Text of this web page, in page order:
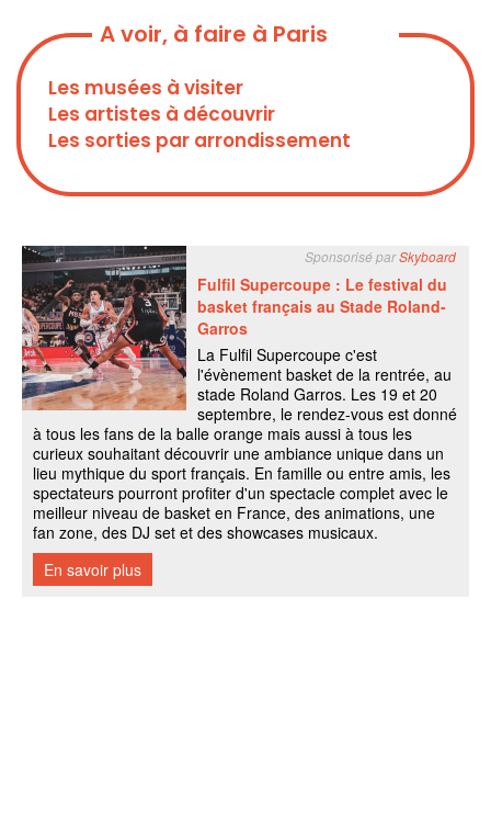
A voir, à faire à Paris
Les musées à visiter
Les artistes à découvrir
Les sorties par arrondissement